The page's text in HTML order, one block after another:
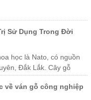
Sử Dụng Trong Đời
học là Nato, có nguồn
Đắk Lắk. Cây gỗ
Nam như Khánh Hòa,
về ván gỗ công nghiệp